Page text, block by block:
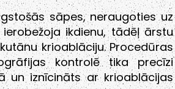
sāpes, neraugoties uz
ikdienu, tādēļ ārstu
krioablāciju. Procedūras
kontrolē tika precīzi
un iznīcināts ar krioablācijas